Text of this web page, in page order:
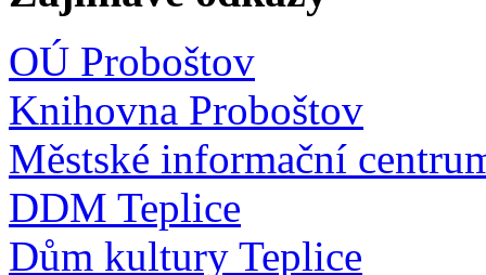
OÚ Proboštov
Knihovna Proboštov
Městské informační
DDM Teplice
Dům kultury Teplice